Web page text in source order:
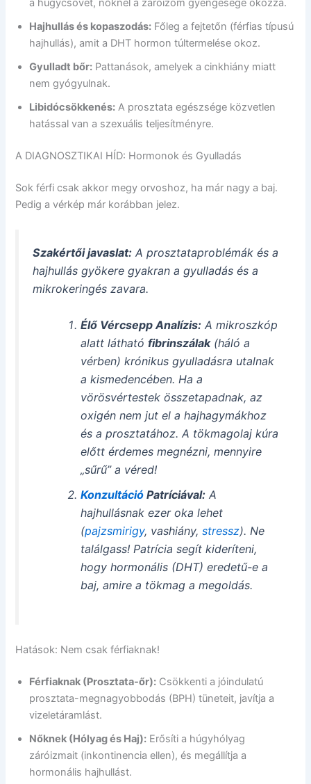
a húgycsövet, nőknél a záróizom gyengesége okozza.
Hajhullás és kopaszodás: Főleg a fejtetőn (férfias típusú
hajhullás), amit a DHT hormon túltermelése okoz.
Gyulladt bőr: Pattanások, amelyek a cinkhiány miatt
nem gyógyulnak.
Libidócsökkenés: A prosztata egészsége közvetlen
hatással van a szexuális teljesítményre.
A DIAGNOSZTIKAI HÍD: Hormonok és Gyulladás
Sok férfi csak akkor megy orvoshoz, ha már nagy a baj.
Pedig a vérkép már korábban jelez.
Szakértői javaslat: A prosztataproblémák és a
hajhullás gyökere gyakran a gyulladás és a
mikrokeringés zavara.
Élő Vércsepp Analízis:A mikroszkóp
alatt látható fibrinszálak(háló a
vérben) krónikus gyulladásra utalnak
a kismedencében. Ha a
vörösvértestek összetapadnak, az
oxigén nem jut el a hajhagymákhoz
és a prosztatához. A tökmagolaj kúra
előtt érdemes megnézni, mennyire
„sűrű” a véred!
KonzultációPatríciával:A
hajhullásnak ezer oka lehet
(pajzsmirigy, vashiány, stressz). Ne
találgass! Patrícia segít kideríteni,
hogy hormonális (DHT) eredetű-e a
baj, amire a tökmag a megoldás.
Hatások: Nem csak férfiaknak!
Férfiaknak (Prosztata-őr): Csökkenti a jóindulatú
prosztata-megnagyobbodás (BPH) tüneteit, javítja a
vizeletáramlást.
Nőknek (Hólyag és Haj): Erősíti a húgyhólyag
záróizmait (inkontinencia ellen), és megállítja a
hormonális hajhullást.